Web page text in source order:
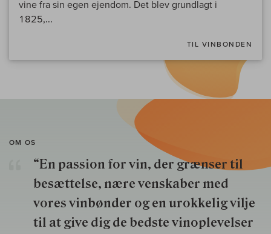
vine fra sin egen ejendom. Det blev grundlagt i
1825,...
TIL VINBONDEN
OM OS
“En passion for vin, der grænser til
besættelse, nære venskaber med
vores vinbønder og en urokkelig vilje
til at give dig de bedste vinoplevelser